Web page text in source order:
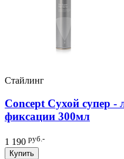
Стайлинг
Concept Сухой супер -
фиксации 300мл
1 190 руб.-
Купить